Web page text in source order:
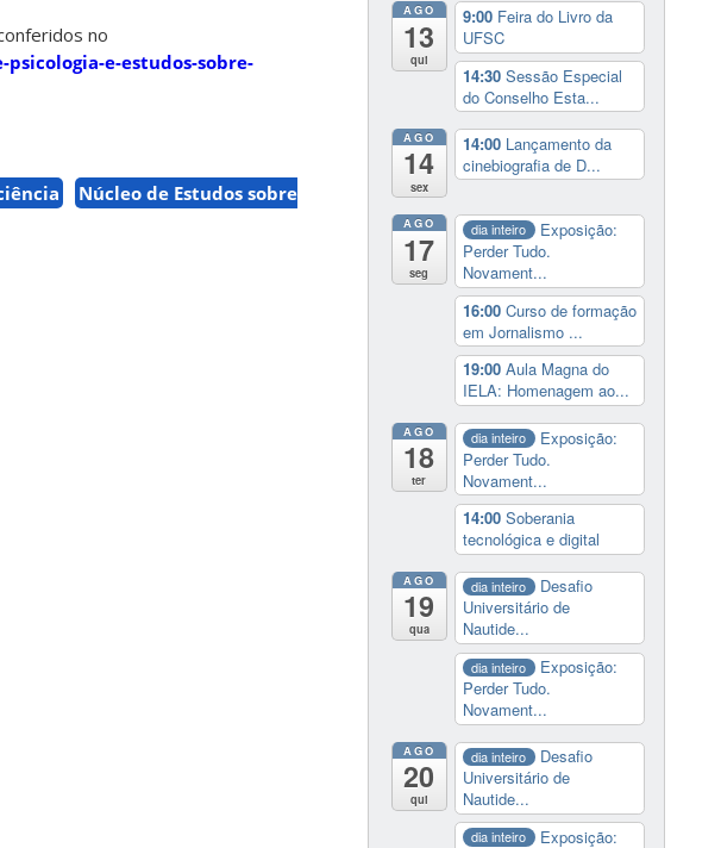
no
e-estudos-sobre-
Núcleo de Estudos sobre
AGO
13
qui
9:00 Feira do Livro da
UFSC
14:30 Sessão Especial
do Conselho Esta...
AGO
14
sex
14:00 Lançamento da
cinebiografia de D...
AGO
17
seg
dia inteiro
Exposição:
Perder Tudo.
Novament...
16:00 Curso de formação
em Jornalismo ...
19:00 Aula Magna do
IELA: Homenagem ao...
AGO
18
ter
dia inteiro
Exposição:
Perder Tudo.
Novament...
14:00 Soberania
tecnológica e digital
AGO
19
qua
dia inteiro
Desafio
Universitário de
Nautide...
dia inteiro
Exposição:
Perder Tudo.
Novament...
AGO
20
qui
dia inteiro
Desafio
Universitário de
Nautide...
dia inteiro
Exposição: